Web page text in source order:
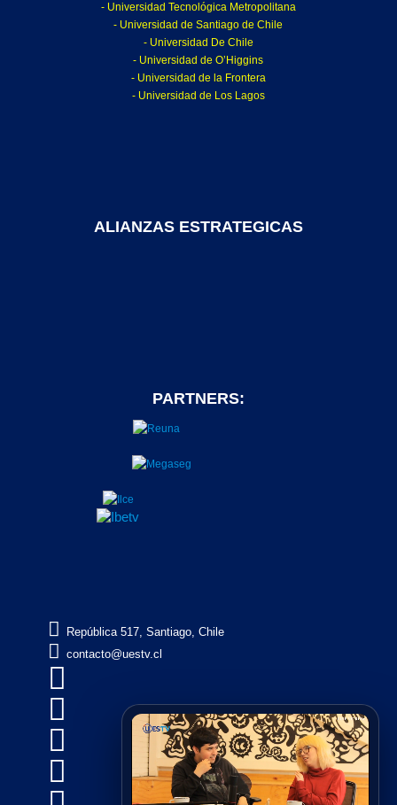
- Universidad Tecnológica Metropolitana
- Universidad de Santiago de Chile
- Universidad De Chile
- Universidad de O’Higgins
- Universidad de la Frontera
- Universidad de Los Lagos
ALIANZAS ESTRATEGICAS
PARTNERS:
 República 517, Santiago, Chile
 contacto@uestv.cl



